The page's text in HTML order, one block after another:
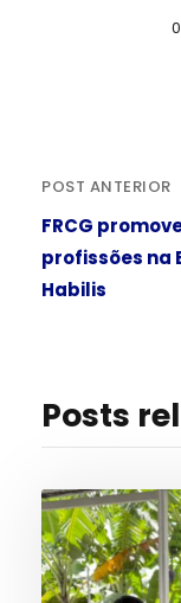
0
POST ANTERIOR
FRCG
profissões na
Habilis
Posts